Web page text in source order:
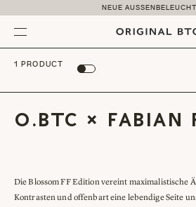
NEUE
Menu
O.BTC × FABIAN
Die Blossom FF Edition vereint maximalistische
Kontrasten und offenbart eine lebendige Seite
1 PRODUCT